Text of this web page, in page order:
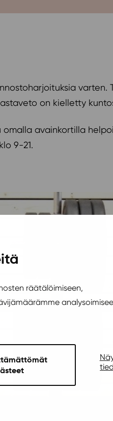
räätälöimiseen,
on kielletty
omalla avainkortilla
9-21.